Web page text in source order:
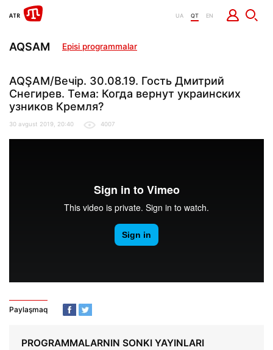
UA QT EN
AQSAM Episi programmalar
AQŞAM/Вечір. 30.08.19. Гость Дмитрий
Снегирев. Тема: Когда вернут украинских
узников Кремля?
30 avgust 2019, 20:40 4007
Paylaşmaq
PROGRAMMALARNIN SONKI YAYINLARI